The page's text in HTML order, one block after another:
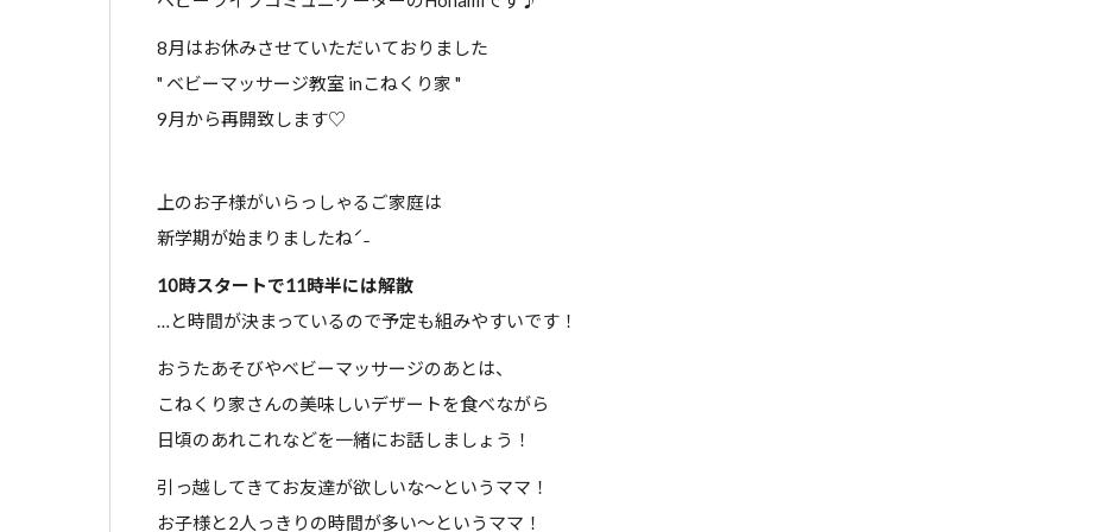
8月はお休みさせていただいておりました
" ベビーマッサージ教室 inこねくり家 "
9月から再開致します♡
上のお子様がいらっしゃるご家庭は
新学期が始まりましたねˊ˗
10時スタートで11時半には解散
…と時間が決まっているので予定も組みやすいです！
おうたあそびやベビーマッサージのあとは、
こねくり家さんの美味しいデザートを食べながら
日頃のあれこれなどを一緒にお話しましょう！
引っ越してきてお友達が欲しいな〜というママ！
お子様と2人っきりの時間が多い〜というママ！